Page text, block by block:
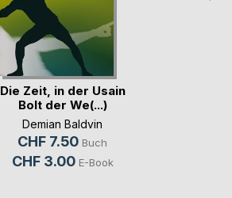
Die Zeit, in der Usain
Bolt der We(...)
Demian Baldvin
CHF 7.50 Buch
CHF 3.00 E-Book